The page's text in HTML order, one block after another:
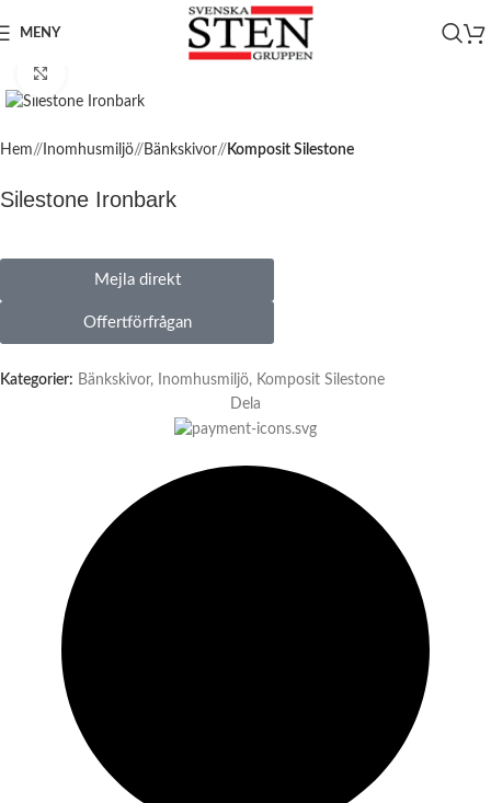
MENY
Hem/ Inomhusmiljö/ Bänkskivor/ Komposit Silestone
Silestone Ironbark
Mejla direkt
Offertförfrågan
Kategorier: Bänkskivor, Inomhusmiljö, Komposit Silestone
Dela